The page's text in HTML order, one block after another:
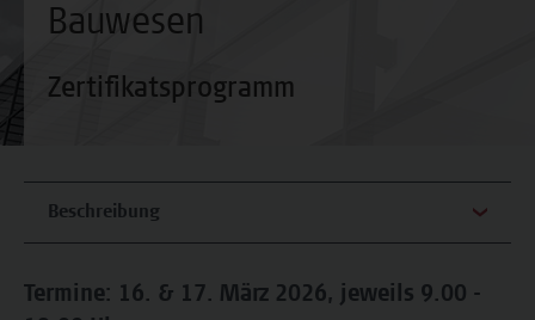
Bauwesen
Zertifikatsprogramm
Beschreibung
Termine: 16. & 17. März 2026, jeweils 9.00 -